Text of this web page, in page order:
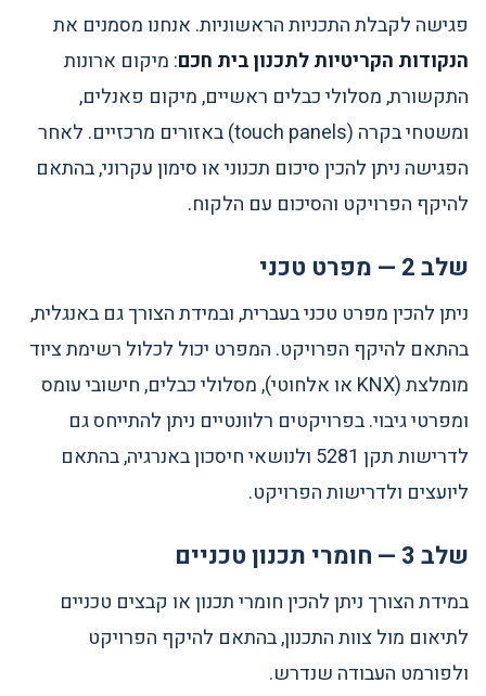
פגישה לקבלת התכניות הראשוניות. אנחנו מסמנים את
הנקודות הקריטיות לתכנון בית חכם: מיקום ארונות
התקשורת, מסלולי כבלים ראשיים, מיקום פאנלים,
ומשטחי בקרה (touch panels) באזורים מרכזיים. לאחר
הפגישה ניתן להכין סיכום תכנוני או סימון עקרוני, בהתאם
להיקף הפרויקט והסיכום עם הלקוח.
שלב 2 — מפרט טכני
ניתן להכין מפרט טכני בעברית, ובמידת הצורך גם באנגלית,
בהתאם להיקף הפרויקט. המפרט יכול לכלול רשימת ציוד
מומלצת (KNX או אלחוטי), מסלולי כבלים, חישובי עומס
ומפרטי גיבוי. בפרויקטים רלוונטיים ניתן להתייחס גם
לדרישות תקן 5281 ולנושאי חיסכון באנרגיה, בהתאם
ליועצים ולדרישות הפרויקט.
שלב 3 — חומרי תכנון טכניים
במידת הצורך ניתן להכין חומרי תכנון או קבצים טכניים
לתיאום מול צוות התכנון, בהתאם להיקף הפרויקט
ולפורמט העבודה שנדרש.